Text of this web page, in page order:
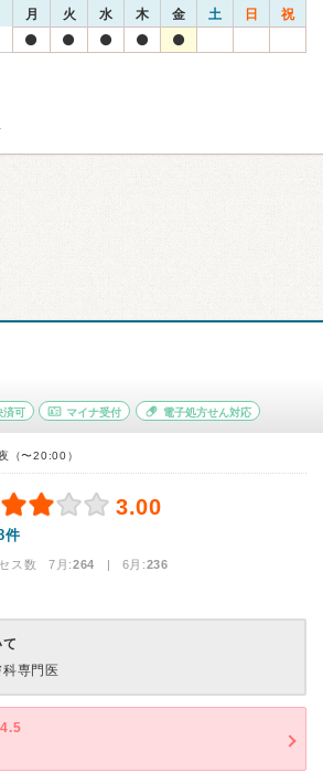
月 火 水 木 金 土 日 祝
済可 マイナ受付 電子処方せん対応
（〜20:00）
3.00
件
ス数 7月:264 | 6月:236
科専門医
4.5